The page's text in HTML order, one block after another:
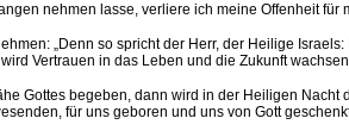
nehmen lasse, verliere ich meine Offenheit für
„Denn so spricht der Herr, der Heilige
Vertrauen in das Leben und die Zukunft wachsen
Gottes begeben, dann wird in der Heiligen
für uns geboren und uns von Gott